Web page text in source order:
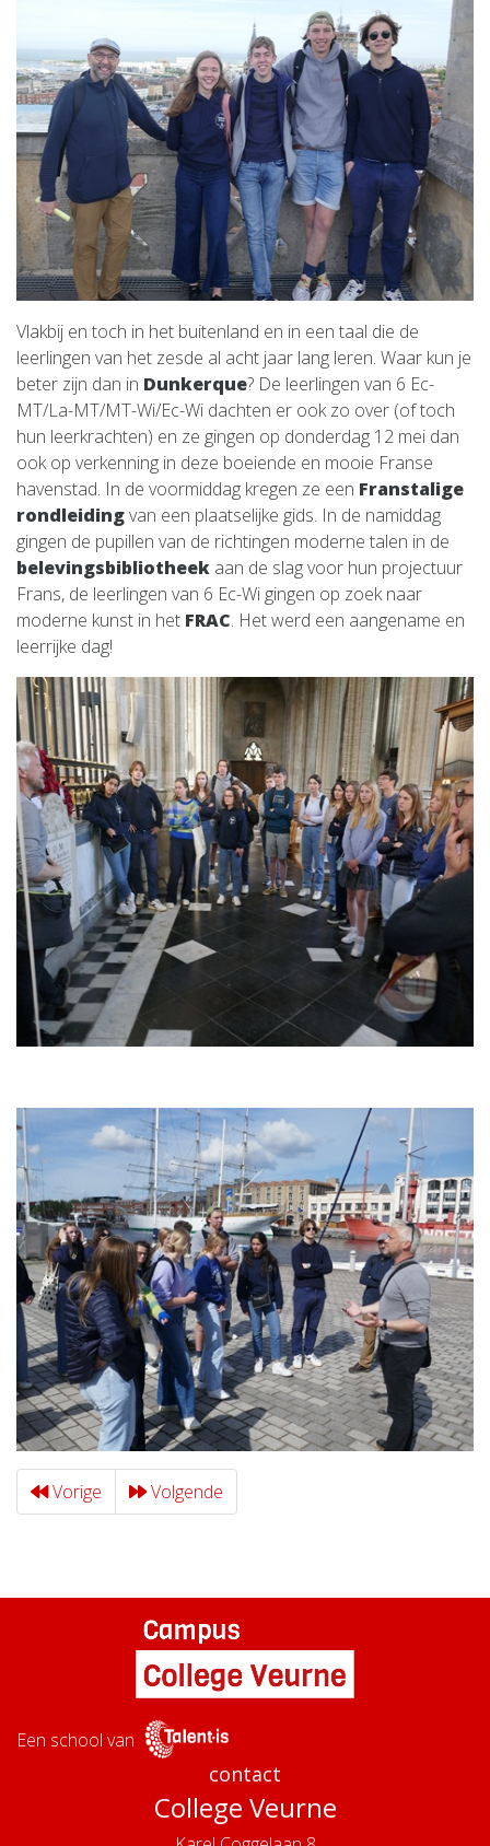
Vlakbij en toch in het buitenland en in een taal die de
leerlingen van het zesde al acht jaar lang leren. Waar kun je
beter zijn dan in Dunkerque? De leerlingen van 6 Ec-
MT/La-MT/MT-Wi/Ec-Wi dachten er ook zo over (of toch
hun leerkrachten) en ze gingen op donderdag 12 mei dan
ook op verkenning in deze boeiende en mooie Franse
havenstad. In de voormiddag kregen ze een Franstalige
rondleidingvan een plaatselijke gids. In de namiddag
gingen de pupillen van de richtingen moderne talen in de
belevingsbibliotheek aan de slag voor hun projectuur
Frans, de leerlingen van 6 Ec-Wi gingen op zoek naar
moderne kunst in het FRAC. Het werd een aangename en
leerrijke dag!
Vorige Volgende
Een school van
contact
College Veurne